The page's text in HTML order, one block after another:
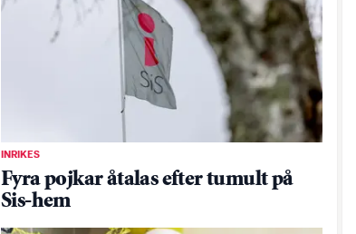
INRIKES
Fyra pojkar åtalas efter tumult på
Sis-hem